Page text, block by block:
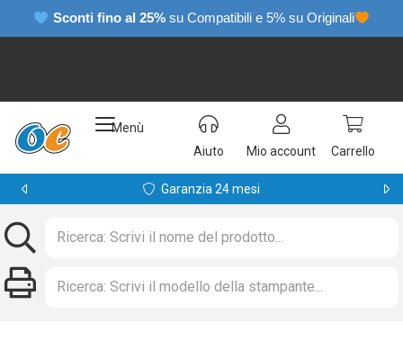
Sconti fino al 25% su Compatibili e 5% su Originali
Menù
Aiuto
Mio account Carrello
Garanzia 24 mesi